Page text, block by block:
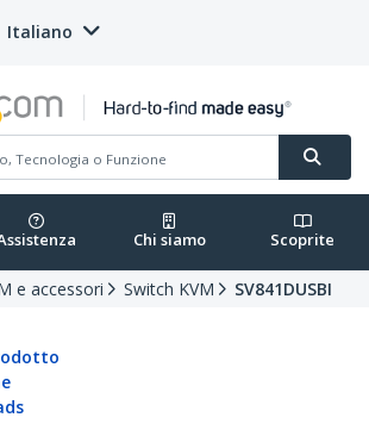
Italiano
Chi siamo Scoprite
e accessori Switch KVM
SV841DUSBI